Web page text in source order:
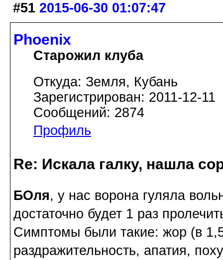
#51 2015-06-30 01:07:47
Phoenix
Старожил клуба
Откуда: Земля, Кубань
Зарегистрирован: 2011-12-11
Сообщений: 2874
Профиль
Re: Искала галку, нашла
БОля, у нас ворона гуляла
достаточно будет 1 раз
Симптомы были такие: жор (в
раздражительность, апатия,